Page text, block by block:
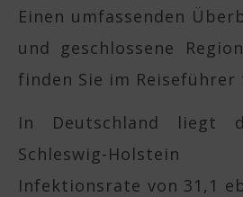
Einen umfassenden
und geschlossene
finden Sie im Reiseführer
In Deutschland liegt
Schleswig-
Infektionsrate von 31,1